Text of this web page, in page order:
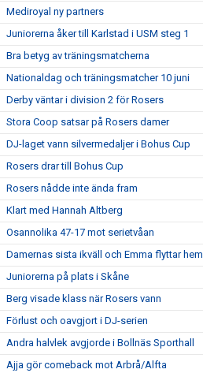
Mediroyal ny partners
Juniorerna åker till Karlstad i USM steg 1
Bra betyg av träningsmatcherna
Nationaldag och träningsmatcher 10 juni
Derby väntar i division 2 för Rosers
Stora Coop satsar på Rosers damer
DJ-laget vann silvermedaljer i Bohus Cup
Rosers drar till Bohus Cup
Rosers nådde inte ända fram
Klart med Hannah Altberg
Osannolika 47-17 mot serietvåan
Damernas sista ikväll och Emma flyttar hem
Juniorerna på plats i Skåne
Berg visade klass när Rosers vann
Förlust och oavgjort i DJ-serien
Andra halvlek avgjorde i Bollnäs Sporthall
Ajja gör comeback mot Arbrå/Alfta